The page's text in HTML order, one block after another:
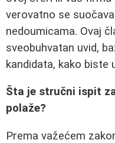
verovatno se
nedoumicama. Ovaj
sveobuhvatan uvid,
kandidata, kako biste
Šta je stručni ispit
polaže?
Prema važećem